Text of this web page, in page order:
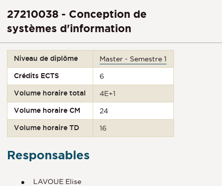
27210038 - Conception de
systèmes d'information
Niveau de diplôme Master - Semestre 1
Crédits ECTS 6
Volume horaire total 4E+1
Volume horaire CM 24
Volume horaire TD 16
Responsables
LAVOUE Elise